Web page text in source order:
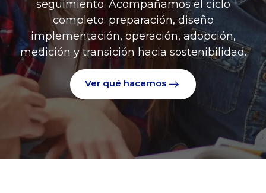
seguimiento. Acompañamos el ciclo
completo: preparación, diseño
implementación, operación, adopción,
medición y transición hacia sostenibilidad.
Ver qué hacemos